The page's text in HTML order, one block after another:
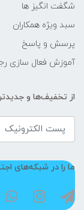
شگفت انگیز ها
سبد ویژه همکاران
پرسش و پاسخ
آموزش فعال سازی
از تخفیف‌ها و
ما را در شبکه‌های